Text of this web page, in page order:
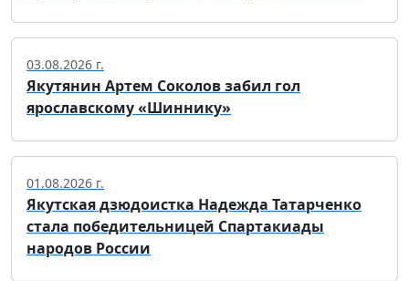
03.08.2026 г.
Якутянин Артем Соколов забил гол
ярославскому «Шиннику»
01.08.2026 г.
Якутская дзюдоистка Надежда Татарченко
стала победительницей Спартакиады
народов России